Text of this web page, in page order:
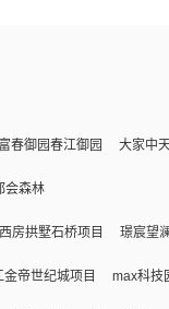
富春御园春江御园 大家中
会森林
西房拱墅石桥项目 璟宸望
金帝世纪城项目 max科技